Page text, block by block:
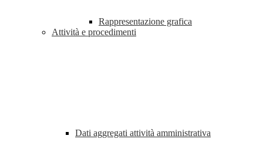
Rappresentazione grafica
Attività e procedimenti
Dati aggregati attività amministrativa